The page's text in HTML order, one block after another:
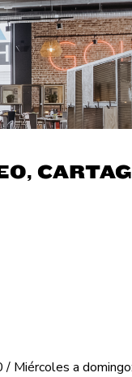
Miércoles a